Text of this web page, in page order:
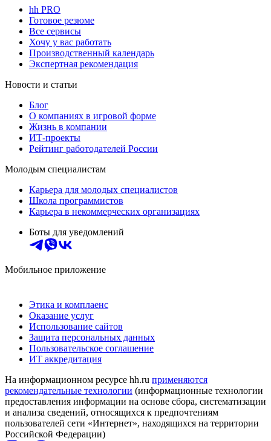
hh PRO
Готовое резюме
Все сервисы
Хочу у вас работать
Производственный календарь
Экспертная рекомендация
Новости и статьи
Блог
О компаниях в игровой форме
Жизнь в компании
ИТ-проекты
Рейтинг работодателей России
Молодым специалистам
Карьера для молодых специалистов
Школа программистов
Карьера в некоммерческих организациях
Боты для уведомлений
Мобильное приложение
Этика и комплаенс
Оказание услуг
Использование сайтов
Защита персональных данных
Пользовательское соглашение
ИТ аккредитация
На информационном ресурсе hh.ru применяются
рекомендательные технологии (информационные технологии
предоставления информации на основе сбора, систематизации
и анализа сведений, относящихся к предпочтениям
пользователей сети «Интернет», находящихся на территории
Российской Федерации)